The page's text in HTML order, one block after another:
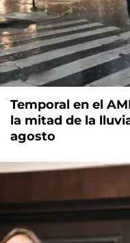
Temporal en el
la mitad de la
agosto